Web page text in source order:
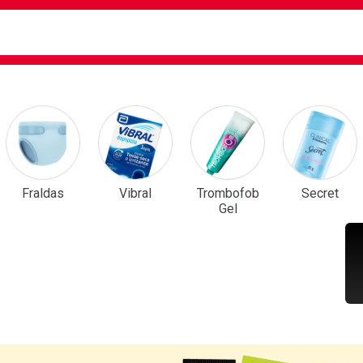
Destaque
Fraldas Vibral
Trombofob
Gel
Secret